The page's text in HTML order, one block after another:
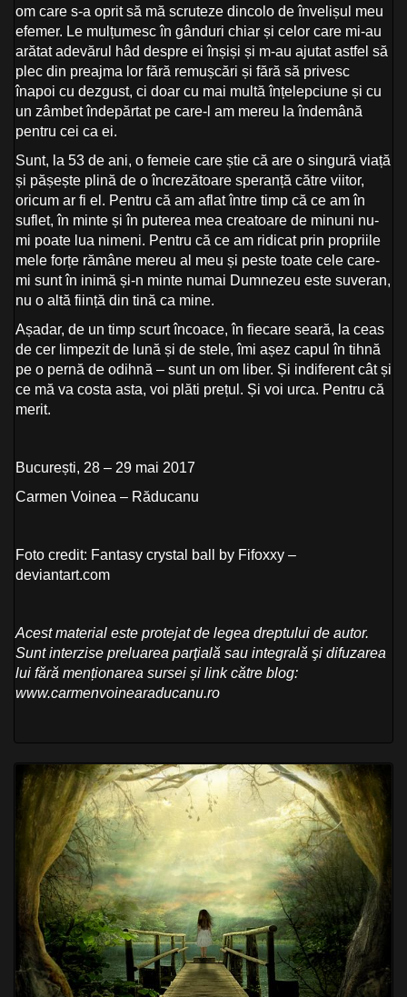
om care s-a oprit să mă scruteze dincolo de învelișul meu
efemer. Le mulțumesc în gânduri chiar și celor care mi-au
arătat adevărul hâd despre ei înșiși și m-au ajutat astfel să
plec din preajma lor fără remușcări și fără să privesc
înapoi cu dezgust, ci doar cu mai multă înțelepciune și cu
un zâmbet îndepărtat pe care-l am mereu la îndemână
pentru cei ca ei.
Sunt, la 53 de ani, o femeie care știe că are o singură viață
și pășește plină de o încrezătoare speranță către viitor,
oricum ar fi el. Pentru că am aflat între timp că ce am în
suflet, în minte și în puterea mea creatoare de minuni nu-
mi poate lua nimeni. Pentru că ce am ridicat prin propriile
mele forțe rămâne mereu al meu și peste toate cele care-
mi sunt în inimă și-n minte numai Dumnezeu este suveran,
nu o altă ființă din tină ca mine.
Așadar, de un timp scurt încoace, în fiecare seară, la ceas
de cer limpezit de lună și de stele, îmi așez capul în tihnă
pe o pernă de odihnă – sunt un om liber. Și indiferent cât și
ce mă va costa asta, voi plăti prețul. Și voi urca. Pentru că
merit.
București, 28 – 29 mai 2017
Carmen Voinea – Răducanu
Foto credit: Fantasy crystal ball by Fifoxxy –
deviantart.com
Acest material este protejat de legea dreptului de autor.
Sunt interzise preluarea parţială sau integrală şi difuzarea
lui fără menționarea sursei și link către blog:
www.carmenvoinearaducanu.ro